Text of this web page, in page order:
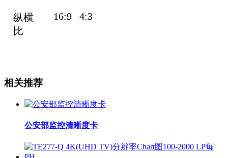
纵横
比
16:9 4:3
相关推荐
公安部监控清晰度卡